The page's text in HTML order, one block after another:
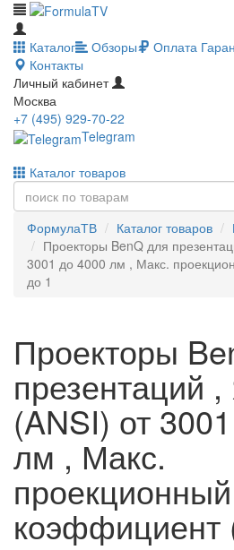
Каталог Обзоры Оплата
Контакты
Личный кабинет
Москва
+7 (495) 929-70-22
Telegram
Каталог товаров
ФормулаТВ Каталог товаров
Проекторы BenQ для
3001 до 4000 лм , Макс.
до 1
Проекторы
презентаций ,
(ANSI) от
лм , Макс.
проекционный
коэффициент